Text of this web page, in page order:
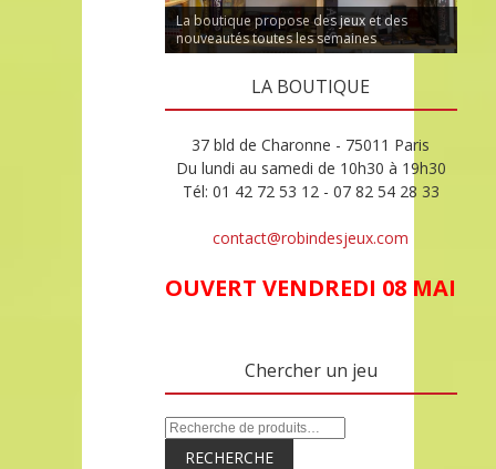
La boutique propose des jeux et des
nouveautés toutes les semaines
LA BOUTIQUE
37 bld de Charonne - 75011 Paris
Du lundi au samedi de 10h30 à 19h30
Tél: 01 42 72 53 12 - 07 82 54 28 33
contact@robindesjeux.com
OUVERT VENDREDI 08 MAI
Chercher un jeu
RECHERCHE